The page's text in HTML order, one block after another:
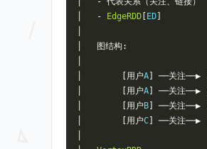
- EdgeRDD ED
图结构:
[用户A ──关注──▶
[用户A ──关注──▶
[用户 B ──关注──▶
[用户C ──关注──▶